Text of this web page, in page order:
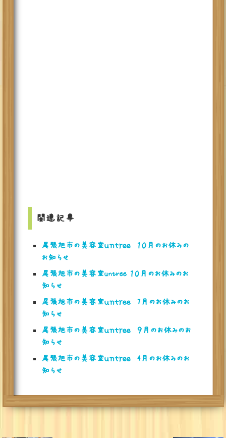
関連記事
尾張旭市の美容室ｕｎｔｒｅｅ １０月のお休みの
お知らせ
尾張旭市の美容室untree １０月のお休みのお
知らせ
尾張旭市の美容室ｕｎｔｒｅｅ 7月のお休みのお
知らせ
尾張旭市の美容室ｕｎｔｒｅｅ ９月のお休みのお
知らせ
尾張旭市の美容室ｕｎｔｒｅｅ 4月のお休みのお
知らせ